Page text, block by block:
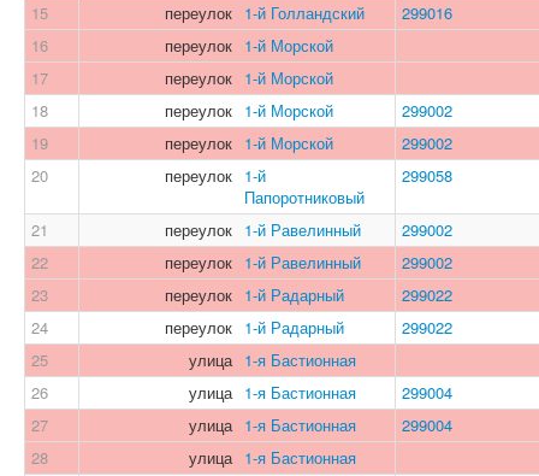
15
переулок 1-й Голландский
299016
16
переулок 1-й Морской
17
переулок 1-й Морской
18
переулок 1-й Морской
299002
19
переулок 1-й Морской
299002
20
переулок 1-й
Папоротниковый
299058
21 переулок 1-й Равелинный
299002
22
переулок 1-й Равелинный
299002
23
переулок 1-й Радарный
299022
24
переулок 1-й Радарный
299022
25
улица 1-я Бастионная
26
улица 1-я Бастионная
299004
27
улица 1-я Бастионная
299004
28
улица 1-я Бастионная